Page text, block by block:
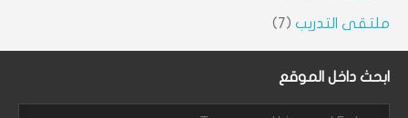
ملتقى التدريب (7)
ابحث داخل الموقع